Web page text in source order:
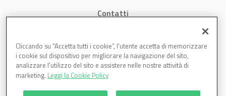
Contatti
Cookies
Cliccando su “Accetta tutti i cookie”, l'utente accetta di memorizzare
i cookie sul dispositivo per migliorare la navigazione del sito,
analizzare l'utilizzo del sito e assistere nelle nostre attività di
marketing. Leggi la Cookie Policy